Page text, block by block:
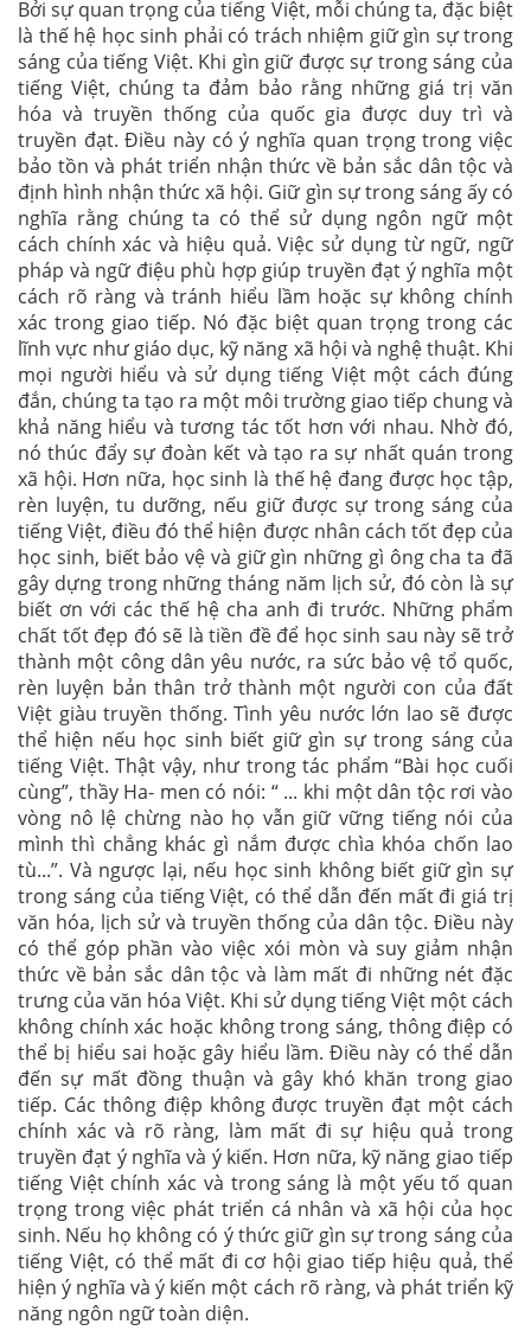
Bởi sự quan trọng của tiếng Việt, mỗi chúng ta, đặc biệt
là thế hệ học sinh phải có trách nhiệm giữ gìn sự trong
sáng của tiếng Việt. Khi gìn giữ được sự trong sáng của
tiếng Việt, chúng ta đảm bảo rằng những giá trị văn
hóa và truyền thống của quốc gia được duy trì và
truyền đạt. Điều này có ý nghĩa quan trọng trong việc
bảo tồn và phát triển nhận thức về bản sắc dân tộc và
định hình nhận thức xã hội. Giữ gìn sự trong sáng ấy có
nghĩa rằng chúng ta có thể sử dụng ngôn ngữ một
cách chính xác và hiệu quả. Việc sử dụng từ ngữ, ngữ
pháp và ngữ điệu phù hợp giúp truyền đạt ý nghĩa một
cách rõ ràng và tránh hiểu lầm hoặc sự không chính
xác trong giao tiếp. Nó đặc biệt quan trọng trong các
lĩnh vực như giáo dục, kỹ năng xã hội và nghệ thuật. Khi
mọi người hiểu và sử dụng tiếng Việt một cách đúng
đắn, chúng ta tạo ra một môi trường giao tiếp chung và
khả năng hiểu và tương tác tốt hơn với nhau. Nhờ đó,
nó thúc đẩy sự đoàn kết và tạo ra sự nhất quán trong
xã hội. Hơn nữa, học sinh là thế hệ đang được học tập,
rèn luyện, tu dưỡng, nếu giữ được sự trong sáng của
tiếng Việt, điều đó thể hiện được nhân cách tốt đẹp của
học sinh, biết bảo vệ và giữ gìn những gì ông cha ta đã
gây dựng trong những tháng năm lịch sử, đó còn là sự
biết ơn với các thế hệ cha anh đi trước. Những phẩm
chất tốt đẹp đó sẽ là tiền đề để học sinh sau này sẽ trở
thành một công dân yêu nước, ra sức bảo vệ tổ quốc,
rèn luyện bản thân trở thành một người con của đất
Việt giàu truyền thống. Tình yêu nước lớn lao sẽ được
thể hiện nếu học sinh biết giữ gìn sự trong sáng của
tiếng Việt. Thật vậy, như trong tác phẩm “Bài học cuối
cùng”, thầy Ha- men có nói: “ ... khi một dân tộc rơi vào
vòng nô lệ chừng nào họ vẫn giữ vững tiếng nói của
mình thì chẳng khác gì nắm được chìa khóa chốn lao
tù...”. Và ngược lại, nếu học sinh không biết giữ gìn sự
trong sáng của tiếng Việt, có thể dẫn đến mất đi giá trị
văn hóa, lịch sử và truyền thống của dân tộc. Điều này
có thể góp phần vào việc xói mòn và suy giảm nhận
thức về bản sắc dân tộc và làm mất đi những nét đặc
trưng của văn hóa Việt. Khi sử dụng tiếng Việt một cách
không chính xác hoặc không trong sáng, thông điệp có
thể bị hiểu sai hoặc gây hiểu lầm. Điều này có thể dẫn
đến sự mất đồng thuận và gây khó khăn trong giao
tiếp. Các thông điệp không được truyền đạt một cách
chính xác và rõ ràng, làm mất đi sự hiệu quả trong
truyền đạt ý nghĩa và ý kiến. Hơn nữa, kỹ năng giao tiếp
tiếng Việt chính xác và trong sáng là một yếu tố quan
trọng trong việc phát triển cá nhân và xã hội của học
sinh. Nếu họ không có ý thức giữ gìn sự trong sáng của
tiếng Việt, có thể mất đi cơ hội giao tiếp hiệu quả, thể
hiện ý nghĩa và ý kiến một cách rõ ràng, và phát triển kỹ
năng ngôn ngữ toàn diện.